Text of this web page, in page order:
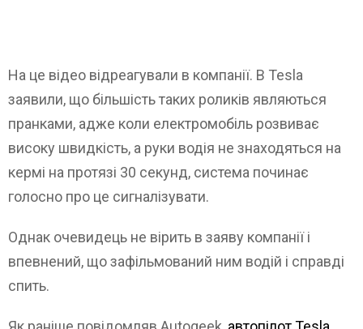
На це відео відреагували в компанії. В Tesla
заявили, що більшість таких роликів являються
пранками, адже коли електромобіль розвиває
високу швидкість, а руки водія не знаходяться на
кермі на протязі 30 секунд, система починає
голосно про це сигналізувати.
Однак очевидець не вірить в заяву компанії і
впевнений, що зафільмований ним водій і справді
спить.